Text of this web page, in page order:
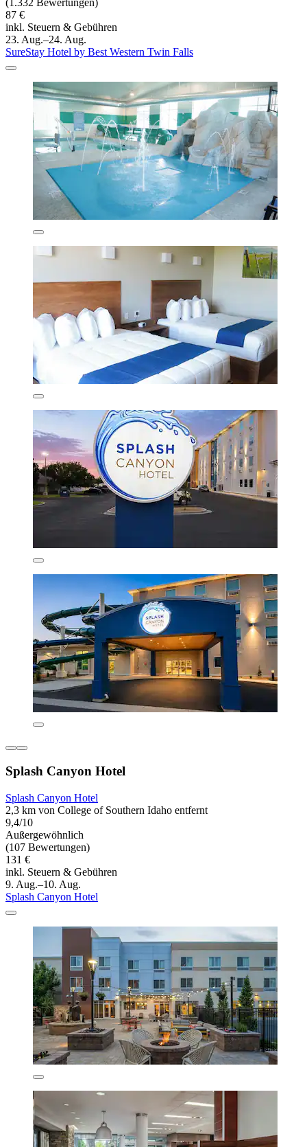
(1.332 Bewertungen)
87 €
inkl. Steuern & Gebühren
23. Aug.–24. Aug.
SureStay Hotel by Best Western Twin Falls
Splash Canyon Hotel
Splash Canyon Hotel
2,3 km von College of Southern Idaho entfernt
9,4/10
Außergewöhnlich
(107 Bewertungen)
131 €
inkl. Steuern & Gebühren
9. Aug.–10. Aug.
Splash Canyon Hotel